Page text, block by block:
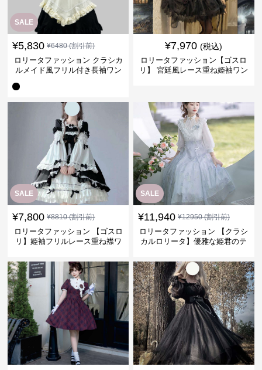
SALE
¥5,830 ¥6480(割引前)
ロリータファッション クラシカ
ルメイド風フリル付き長袖ワン
¥7,970 (税込)
ロリータファッション【ゴスロ
リ】 宮廷風レース重ね姫袖ワン
SALE
¥7,800 ¥8810(割引前)
ロリータファッション 【ゴスロ
リ】姫袖フリルレース重ね襟ワ
SALE
¥11,940 ¥12950(割引前)
ロリータファッション 【クラシ
カルロリータ】優雅な姫君のテ